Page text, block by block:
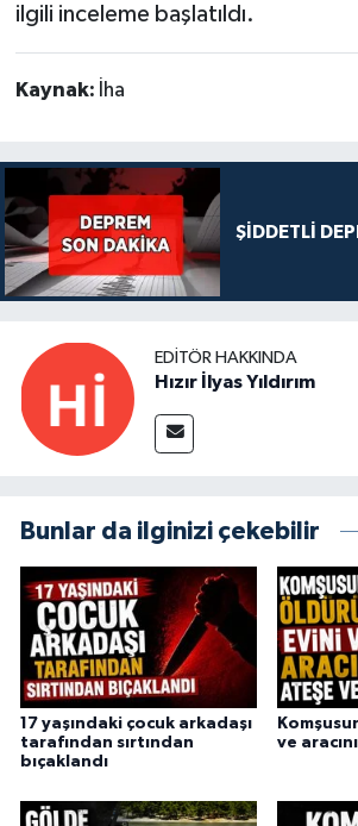
ilgili inceleme başlatıldı.
Kaynak: İha
ŞİDDETLİ
EDITÖR HAKKINDA
Hızır İlyas Yıldırım
Bunlar da ilginizi çekebilir
17 yaşındaki çocuk arkadaşı
tarafından sırtından
bıçaklandı
ve